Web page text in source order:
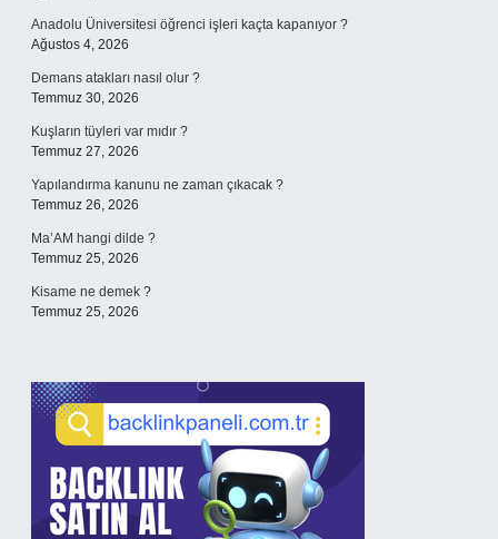
Anadolu Üniversitesi öğrenci işleri kaçta kapanıyor ?
Ağustos 4, 2026
Demans atakları nasıl olur ?
Temmuz 30, 2026
Kuşların tüyleri var mıdır ?
Temmuz 27, 2026
Yapılandırma kanunu ne zaman çıkacak ?
Temmuz 26, 2026
Ma’AM hangi dilde ?
Temmuz 25, 2026
Kisame ne demek ?
Temmuz 25, 2026